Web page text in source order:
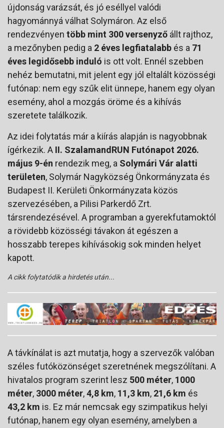
újdonság varázsát, és jó eséllyel valódi
hagyománnyá válhat Solymáron. Az első
rendezvényen több mint 300 versenyző állt rajthoz,
a mezőnyben pedig a 2 éves legfiatalabb és a 71
éves legidősebb induló is ott volt. Ennél szebben
nehéz bemutatni, mit jelent egy jól eltalált közösségi
futónap: nem egy szűk elit ünnepe, hanem egy olyan
esemény, ahol a mozgás öröme és a kihívás
szeretete találkozik.
Az idei folytatás már a kiírás alapján is nagyobbnak
ígérkezik. A II. SzalamandRUN Futónapot 2026.
május 9-én rendezik meg, a Solymári Vár alatti
területen, Solymár Nagyközség Önkormányzata és
Budapest II. Kerületi Önkormányzata közös
szervezésében, a Pilisi Parkerdő Zrt.
társrendezésével. A programban a gyerekfutamoktól
a rövidebb közösségi távakon át egészen a
hosszabb terepes kihívásokig sok minden helyet
kapott.
A cikk folytatódik a hirdetés után...
A távkínálat is azt mutatja, hogy a szervezők valóban
széles futóközönséget szeretnének megszólítani. A
hivatalos program szerint lesz 500 méter, 1000
méter, 3000 méter,4,8 km, 11,3 km, 21,6 km és
43,2 km is. Ez már nemcsak egy szimpatikus helyi
futónap, hanem egy olyan esemény, amelyben a